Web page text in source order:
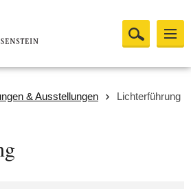
& Ausstellungen Lichterführung